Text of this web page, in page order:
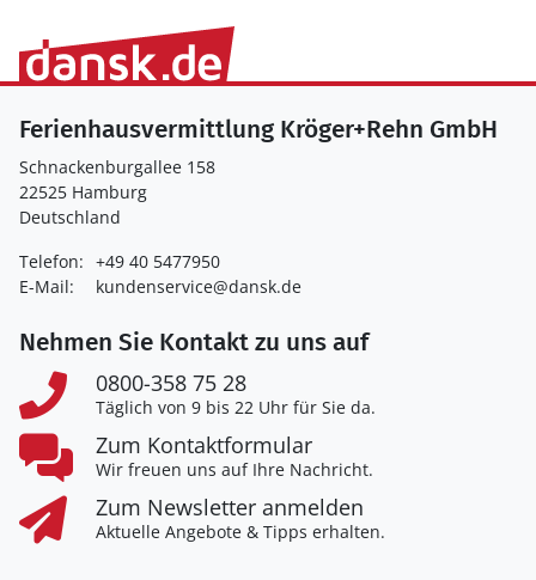
Ferienhausvermittlung Kröger+Rehn GmbH
Schnackenburgallee 158
22525 Hamburg
Deutschland
Telefon: +49 40 5477950
E-Mail:
kundenservice@dansk.de
Nehmen Sie Kontakt zu uns auf
0800-358 75 28
Täglich von 9 bis 22 Uhr für Sie da.
Zum Kontaktformular
Wir freuen uns auf Ihre Nachricht.
Zum Newsletter anmelden
Aktuelle Angebote & Tipps erhalten.